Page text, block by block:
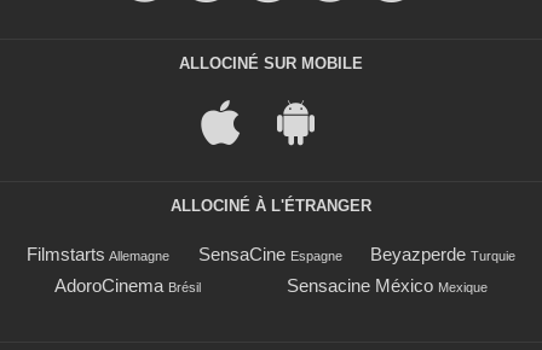
ALLOCINÉ SUR MOBILE
ALLOCINÉ À L'ÉTRANGER
Filmstarts Allemagne SensaCine Espagne Beyazperde Turquie
AdoroCinema Brésil Sensacine México Mexique